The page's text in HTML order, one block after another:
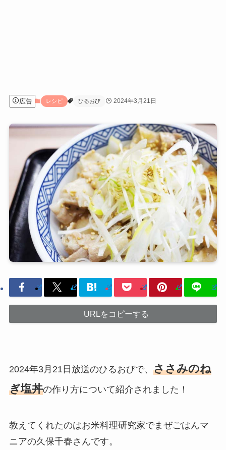
広告 レシピ ひるおび 2024年3月21日
URLをコピーする
2024年3月21日放送のひるおびで、 ささみのね
ぎ塩丼の作り方について紹介されました！
教えてくれたのはお米料理研究家でまぜごはんマ
ニアの久保千春さんです。